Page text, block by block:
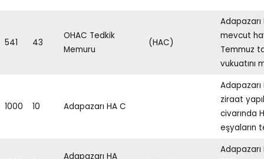
541 43
OHAC Tedkik
Memuru
(HAC)
mevcut
Temmuz
vukuatını
1000 10 Adapazarı HA C
ziraat
civarında
eşyaların
Adapazarı HA